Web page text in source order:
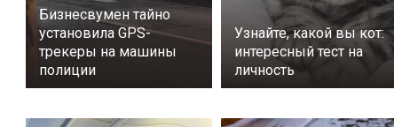
Бизнесвумен тайно
установила GPS-
трекеры на машины
полиции
Узнайте, какой вы кот:
интересный тест на
личность